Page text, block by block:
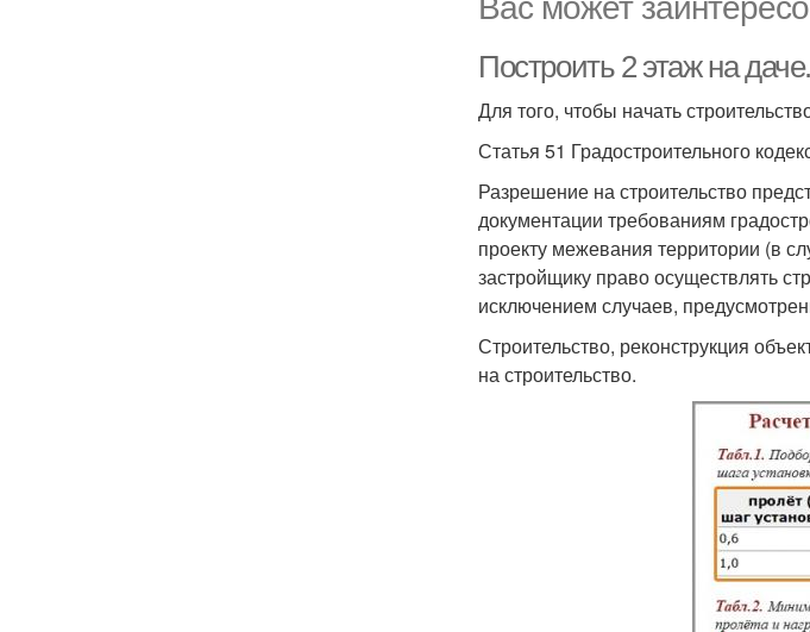
Построить 2 этаж на
Для того, чтобы начать
Статья 51 Градостроительного
Разрешение на строительство
документации требованиям
проекту межевания территории (в
застройщику право осуществлять
исключением случаев,
Строительство, реконструкция
на строительство.